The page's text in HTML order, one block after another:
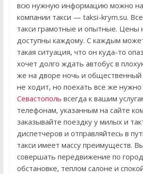
всю нужную информацию можно на
компании такси — taksi-krym.su.
такси грамотные и опытные. Цены
доступны каждому. С каждым
такая ситуация, что он куда-то
хочет долго ждать автобус в
же на дворе ночь и общественный
не ходит, но поехать все же нужно
Севастополь всегда к вашим
телефонам, указанным на сайте
заказывайте поездку у милых и
диспетчеров и отправляйтесь в
такси имеет массу преимуществ.
совершать передвижение по
обстановке, теплом салоне и